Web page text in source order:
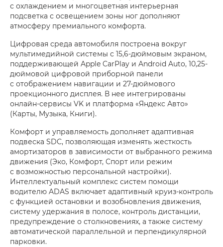
с охлаждением и многоцветная интерьерная
подсветка с освещением зоны ног дополняют
атмосферу премиального комфорта.
Цифровая среда автомобиля построена вокруг
мультимедийной системы с 15,6-дюймовым экраном,
поддерживающей Apple CarPlay и Android Auto, 10,25-
дюймовой цифровой приборной панели
с отображением навигации и 27-дюймового
проекционного дисплея. В нее интегрированы
онлайн-сервисы VK и платформа «Яндекс Авто»
(Карты, Музыка, Книги).
Комфорт и управляемость дополняет адаптивная
подвеска SDC, позволяющая изменять жесткость
амортизаторов в зависимости от выбранного режима
движения (Эко, Комфорт, Спорт или режим
с возможностью персональной настройки).
Интеллектуальный комплекс систем помощи
водителю ADAS включает адаптивный круиз-контроль
с функцией остановки и возобновления движения,
систему удержания в полосе, контроль дистанции,
предупреждение о столкновениях, а также систему
автоматической параллельной и перпендикулярной
парковки.